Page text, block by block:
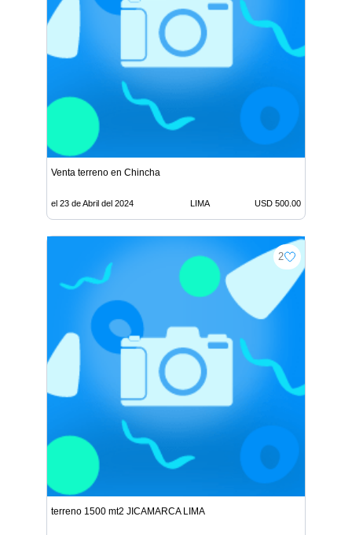
Venta terreno en Chincha
el 23 de Abril del 2024 LIMA USD 500.00
2
terreno 1500 mt2 JICAMARCA LIMA